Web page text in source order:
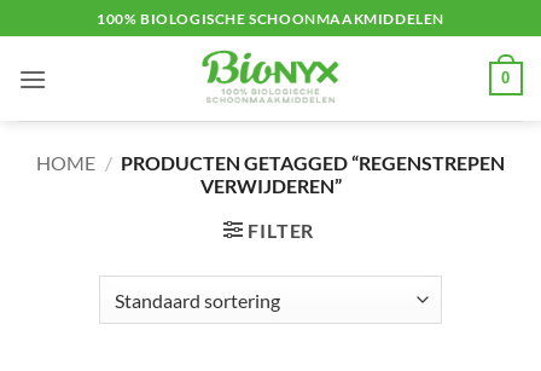
naar
inhoud
100% BIOLOGISCHE SCHOONMAAKMIDDELEN
0
HOME / PRODUCTEN GETAGGED “REGENSTREPEN
VERWIJDEREN”
FILTER